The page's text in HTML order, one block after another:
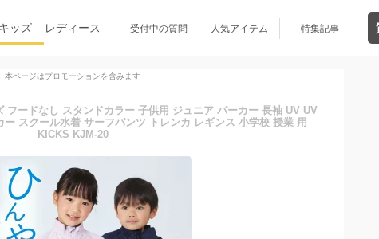
キッズ レディース 受付中の質問 人気アイテム 特集記事
本ページはプロモーションを含みます
フードなし スタンドカラー 子供用 ジュニア パーカー 長袖 UV UV
スクール水着 サーフパンツ トレンカ レギンス 小学校 授業 用
KICKS KJM-20